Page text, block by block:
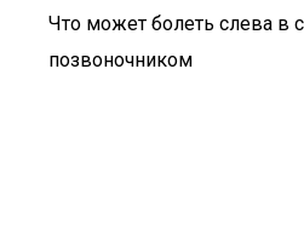
Что может болеть слева в
позвоночником